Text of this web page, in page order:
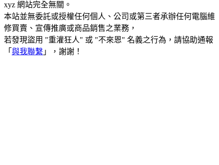
xyz 網站完全無關。
本站並無委託或授權任何個人、公司或第三者承辦任何電腦維
修買賣、宣傳推廣或商品銷售之業務，
若發現盜用 "重灌狂人" 或 "不來恩" 名義之行為，請協助通報
「 與我聯繫 」，謝謝！